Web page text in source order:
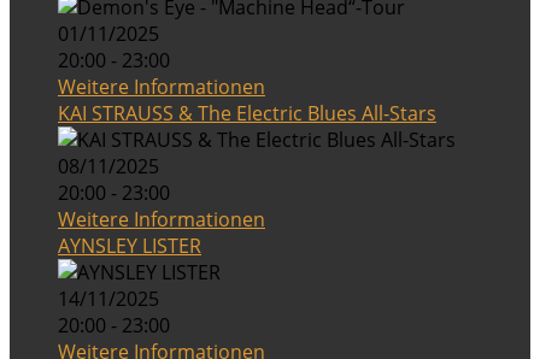
01/11/2025
20:00 - 23:00
Weitere Informationen
KAI STRAUSS & The Electric Blues All-Stars
08/11/2025
20:00 - 23:00
Weitere Informationen
AYNSLEY LISTER
14/11/2025
20:00 - 23:00
Weitere Informationen